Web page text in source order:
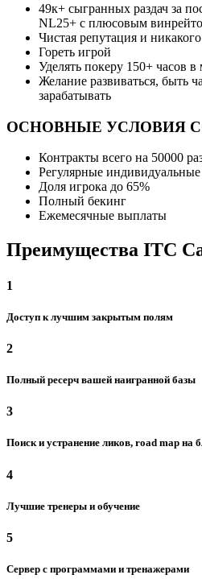
49к+ сыгранных раздач за
NL25+ c плюсовым
Чистая репутация и
Гореть игрой
Уделять покеру 150+ часов в
Желание развиваться, быть
зарабатывать
ОСНОВНЫЕ УСЛОВИЯ
Контракты всего на 50000
Регулярные
Доля игрока до 65%
Полный бекинг
Ежемесячные выплаты
Преимущества ITC
1
Доступ к лучшим закрытым полям
2
Полный ресерч вашей наигранной базы
3
Поиск и устранение ликов, road map на
4
Лучшие тренеры и обучение
5
Сервер с программами и тренажерами